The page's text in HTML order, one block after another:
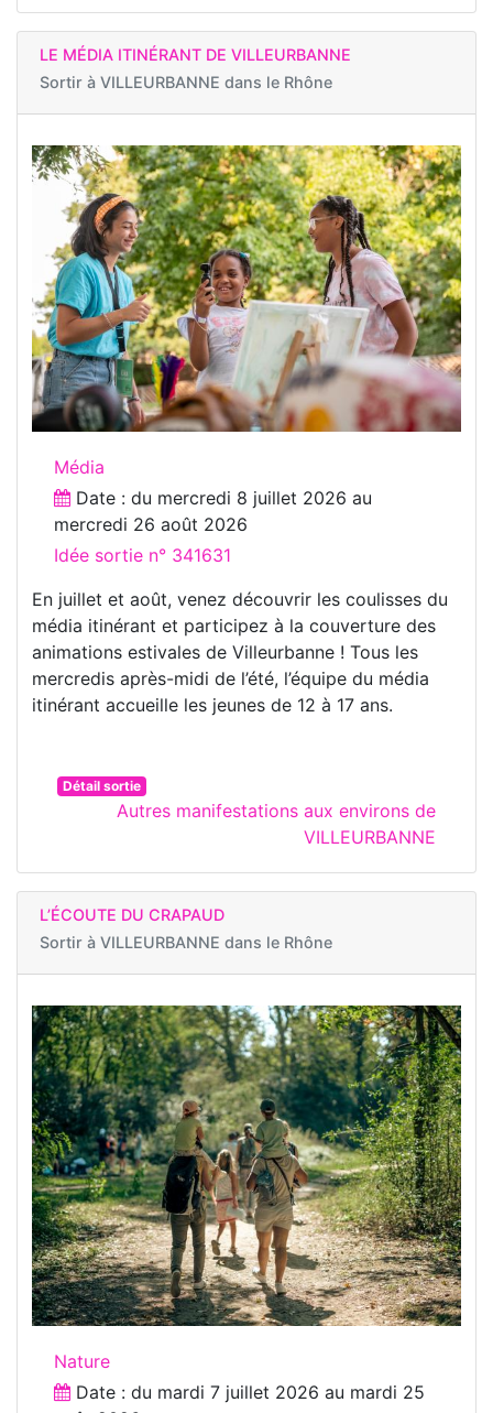
LE MÉDIA ITINÉRANT DE VILLEURBANNE
Sortir à VILLEURBANNE dans le Rhône
Média
Date : du mercredi 8 juillet 2026 au
mercredi 26 août 2026
Idée sortie n° 341631
En juillet et août, venez découvrir les coulisses du
média itinérant et participez à la couverture des
animations estivales de Villeurbanne ! Tous les
mercredis après-midi de l’été, l’équipe du média
itinérant accueille les jeunes de 12 à 17 ans.
Détail sortie
Autres manifestations aux environs de
VILLEURBANNE
L’ÉCOUTE DU CRAPAUD
Sortir à VILLEURBANNE dans le Rhône
Nature
Date : du mardi 7 juillet 2026 au mardi 25